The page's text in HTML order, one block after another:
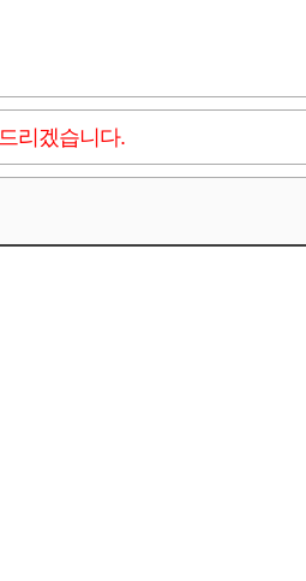
리겠습니다.